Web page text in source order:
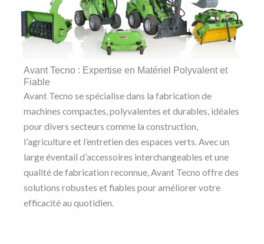
Avant Tecno : Expertise en Matériel Polyvalent et
Fiable
Avant Tecno se spécialise dans la fabrication de
machines compactes, polyvalentes et durables, idéales
pour divers secteurs comme la construction,
l’agriculture et l’entretien des espaces verts. Avec un
large éventail d’accessoires interchangeables et une
qualité de fabrication reconnue, Avant Tecno offre des
solutions robustes et fiables pour améliorer votre
efficacité au quotidien.